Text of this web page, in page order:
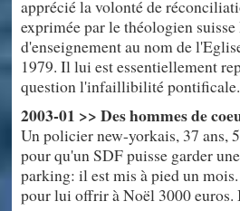
apprécié la volonté de
exprimée par le théologien
d'enseignement au nom de
1979. Il lui est essentiellement
question l'infaillibilité pontificale.
2003-01 >> Des hommes de
Un policier new-yorkais, 37 ans,
pour qu'un SDF puisse garder
parking: il est mis à pied un
pour lui offrir à Noël 3000 euros.